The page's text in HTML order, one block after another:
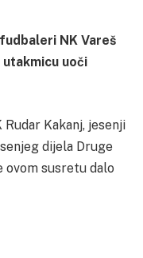
NK Vareš
uoči
Kakanj, jesenji
dijela Druge
ovom susretu dalo